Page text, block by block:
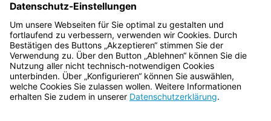
§ 71 Inkrafttreten
Diese Verordnung tritt am 1. August 2017 in Kraft.
Bayern.de
BayernPortal